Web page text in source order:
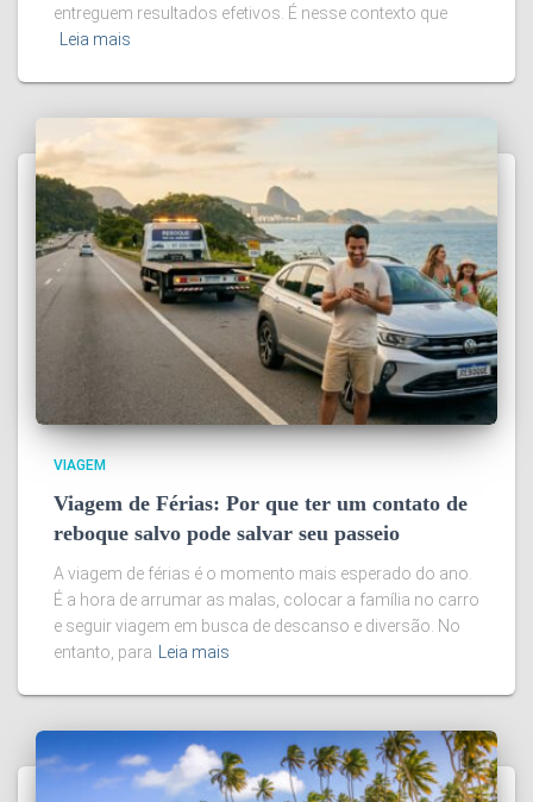
entreguem resultados efetivos. É nesse contexto que
Leia mais
VIAGEM
Viagem de Férias: Por que ter um contato de
reboque salvo pode salvar seu passeio
A viagem de férias é o momento mais esperado do ano.
É a hora de arrumar as malas, colocar a família no carro
e seguir viagem em busca de descanso e diversão. No
entanto, para Leia mais